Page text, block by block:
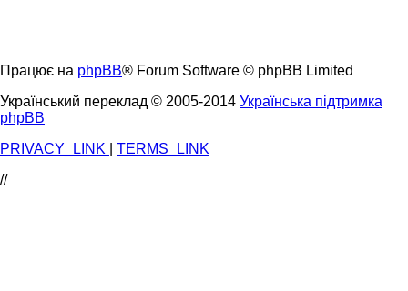
Працює на phpBB® Forum Software © phpBB Limited
Український переклад © 2005-2014 Українська підтримка
phpBB
PRIVACY_LINK
TERMS_LINK
//